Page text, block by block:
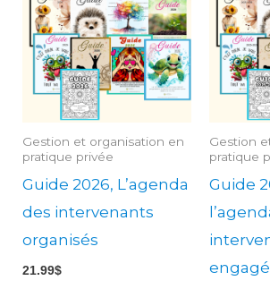
Gestion et organisation en
pratique privée
Guide 2026, L’agenda
des intervenants
organisés
21.99$
a
plusieurs
variations.
Les
peuventGestion
pratique
Guide